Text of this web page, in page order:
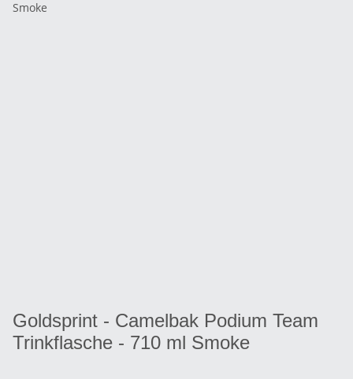
Goldsprint - Camelbak Podium Team
Trinkflasche - 710 ml Smoke